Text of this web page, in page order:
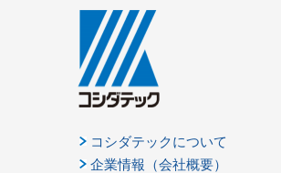
コシダテックについて
企業情報（会社概要）